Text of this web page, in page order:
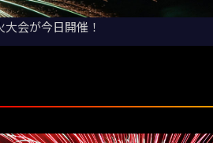
会が今日開催！